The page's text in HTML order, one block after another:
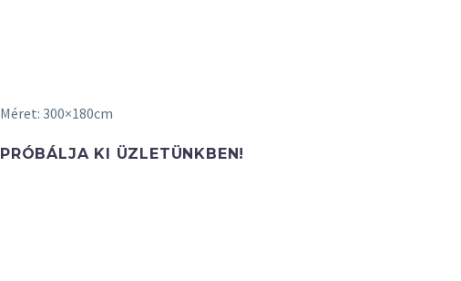
Méret: 300×180cm
PRÓBÁLJA KI ÜZLETÜNKBEN!